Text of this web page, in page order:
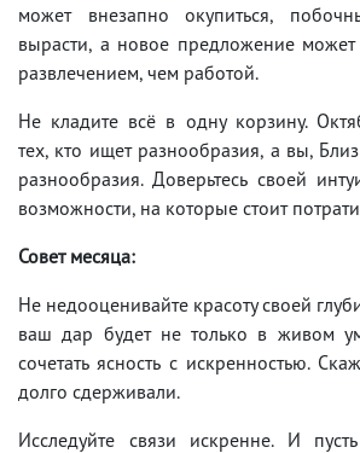
может внезапно окупиться,
вырасти, а новое предложение может
развлечением, чем работой.
Не кладите всё в одну корзину.
тех, кто ищет разнообразия, а вы,
разнообразия. Доверьтесь своей
возможности, на которые стоит
Совет месяца:
Не недооценивайте красоту своей
ваш дар будет не только в живом
сочетать ясность с искренностью.
долго сдерживали.
Исследуйте связи искренне. И